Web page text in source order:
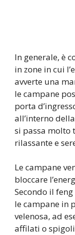
In generale, è
in zone in cui
avverte una
le campane
porta
all’interno
si passa molto
rilassante e
Le campane
bloccare
Secondo il
le campane in
velenosa, ad
affilati o